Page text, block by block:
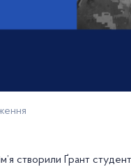
створили Ґрант